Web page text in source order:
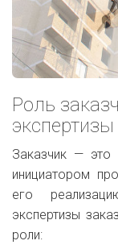
Роль
экспертизы
Заказчик — это
инициатором
его
экспертизы
роли: